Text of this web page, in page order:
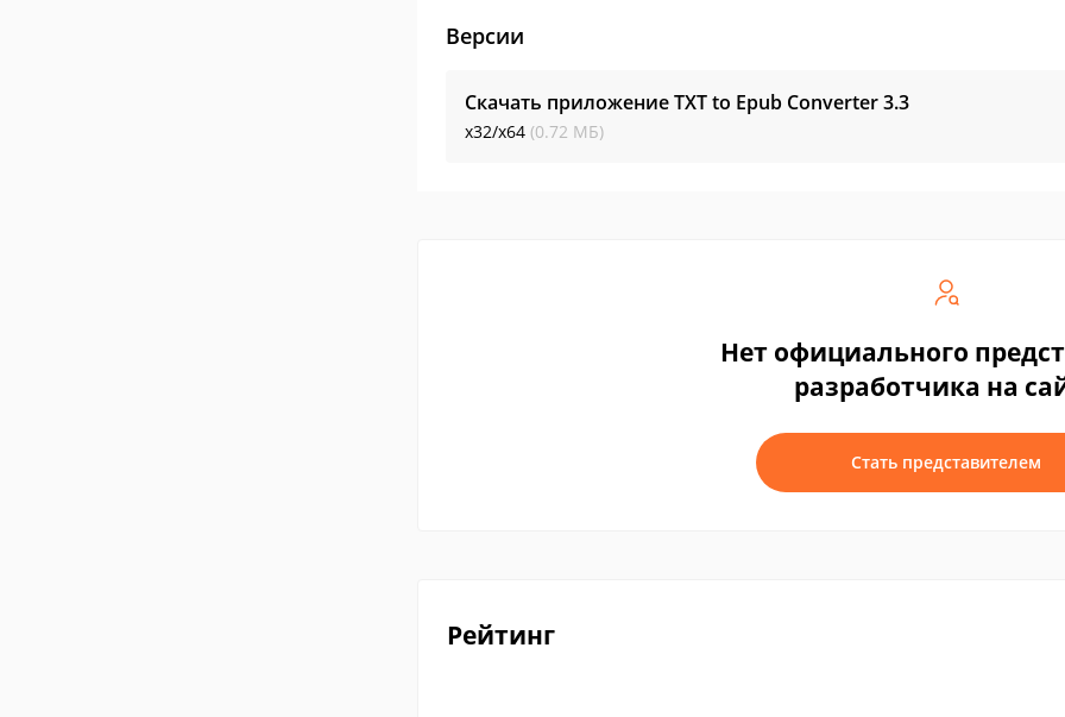
Версии
Скачать приложение TXT to Epub Converter3.3
x32/x64 (0.72 МБ)
Нет официального
разработчика на
Стать представителем
Рейтинг